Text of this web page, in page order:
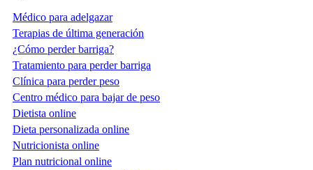
Médico para adelgazar
Terapias de última generación
¿Cómo perder barriga?
Tratamiento para perder barriga
Clínica para perder peso
Centro médico para bajar de peso
Dietista online
Dieta personalizada online
Nutricionista online
Plan nutricional online